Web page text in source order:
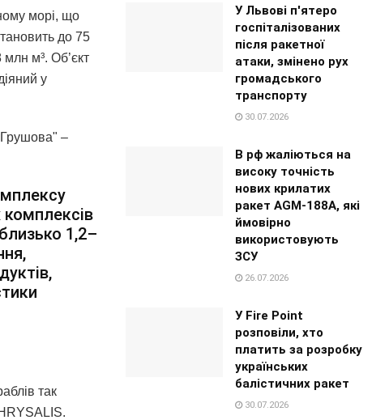
морі, що
до 75
м³. Об’єкт
у
–
1,2–
так
У Львові п'ятеро
госпіталізованих
після ракетної
атаки, змінено рух
громадського
транспорту
30.07.2026
В рф жаліються на
високу точність
нових крилатих
ракет AGM-188A, які
ймовірно
використовують
ЗСУ
26.07.2026
У Fire Point
розповіли, хто
платить за розробку
українських
балістичних ракет
30.07.2026